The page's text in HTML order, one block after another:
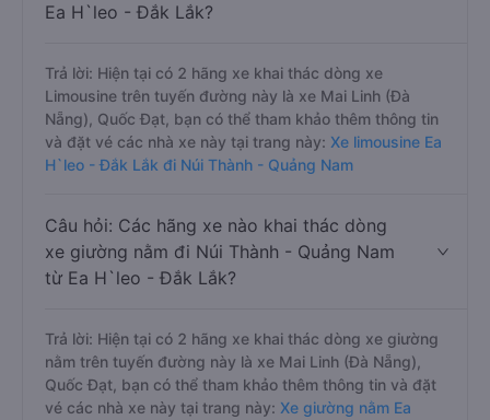
Ea H`leo - Đắk Lắk?
Trả lời: Hiện tại có 2 hãng xe khai thác dòng xe
Limousine trên tuyến đường này là xe Mai Linh (Đà
Nẵng), Quốc Đạt, bạn có thể tham khảo thêm thông tin
và đặt vé các nhà xe này tại trang này: Xe limousine Ea
H`leo - Đắk Lắk đi Núi Thành - Quảng Nam
Câu hỏi: Các hãng xe nào khai thác dòng
xe giường nằm đi Núi Thành - Quảng Nam
từ Ea H`leo - Đắk Lắk?
Trả lời: Hiện tại có 2 hãng xe khai thác dòng xe giường
nằm trên tuyến đường này là xe Mai Linh (Đà Nẵng),
Quốc Đạt, bạn có thể tham khảo thêm thông tin và đặt
vé các nhà xe này tại trang này: Xe giường nằm Ea